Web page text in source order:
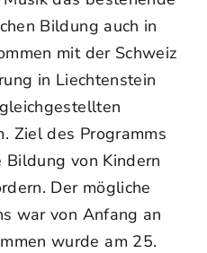
Bildung auch in
mit der Schweiz
in Liechtenstein
Ziel des Programms
Bildung von Kindern
Der mögliche
war von Anfang an
wurde am 25.